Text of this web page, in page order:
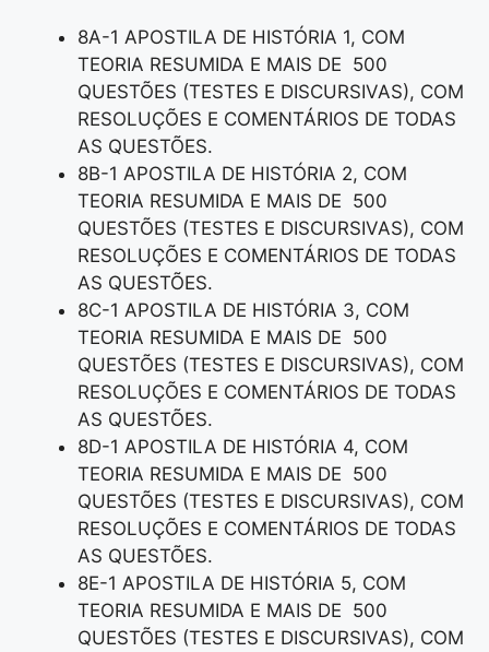
8A-1 APOSTILA DE HISTÓRIA 1, COM
TEORIA RESUMIDA E MAIS DE 500
QUESTÕES (TESTES E DISCURSIVAS), COM
RESOLUÇÕES E COMENTÁRIOS DE TODAS
AS QUESTÕES.
8B-1 APOSTILA DE HISTÓRIA 2, COM
TEORIA RESUMIDA E MAIS DE 500
QUESTÕES (TESTES E DISCURSIVAS), COM
RESOLUÇÕES E COMENTÁRIOS DE TODAS
AS QUESTÕES.
8C-1 APOSTILA DE HISTÓRIA 3, COM
TEORIA RESUMIDA E MAIS DE 500
QUESTÕES (TESTES E DISCURSIVAS), COM
RESOLUÇÕES E COMENTÁRIOS DE TODAS
AS QUESTÕES.
8D-1 APOSTILA DE HISTÓRIA 4, COM
TEORIA RESUMIDA E MAIS DE 500
QUESTÕES (TESTES E DISCURSIVAS), COM
RESOLUÇÕES E COMENTÁRIOS DE TODAS
AS QUESTÕES.
8E-1 APOSTILA DE HISTÓRIA 5, COM
TEORIA RESUMIDA E MAIS DE 500
QUESTÕES (TESTES E DISCURSIVAS), COM